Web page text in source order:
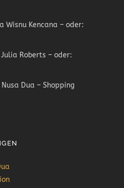
Wisnu Kencana – oder:
Roberts – oder:
Dua – Shopping